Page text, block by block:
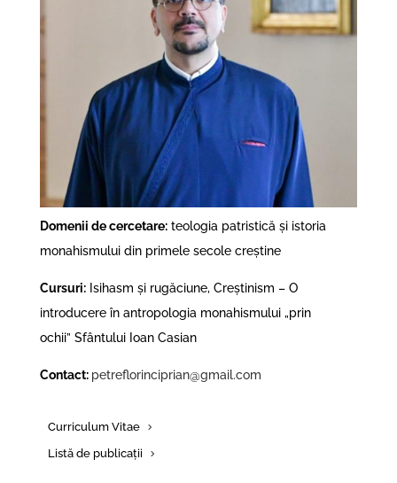
Domenii de cercetare:teologia patristică și istoria
monahismului din primele secole creștine
Cursuri:Isihasm și rugăciune, Creștinism – O
introducere în antropologia monahismului „prin
ochii” Sfântului Ioan Casian
Contact: petreflorinciprian@gmail.com
Curriculum Vitae
Listă de publicații